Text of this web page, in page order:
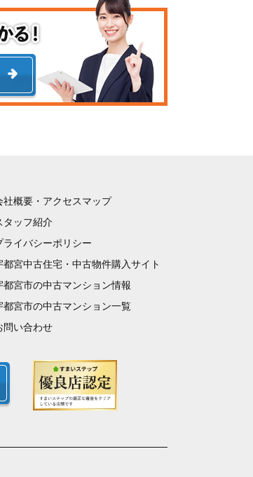
社概要・アクセスマップ
タッフ紹介
ライバシーポリシー
都宮中古住宅・中古物件購入サイト
都宮市の中古マンション情報
都宮市の中古マンション一覧
問い合わせ